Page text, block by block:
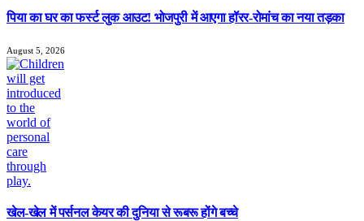
पिया का घर का फर्स्ट लुक आउट! भोजपुरी में आएगा हॉरर-रोमांच का नया तड़का
August 5, 2026
खेल-खेल में पर्सनल केयर की दुनिया से रूबरू होंगे बच्चे